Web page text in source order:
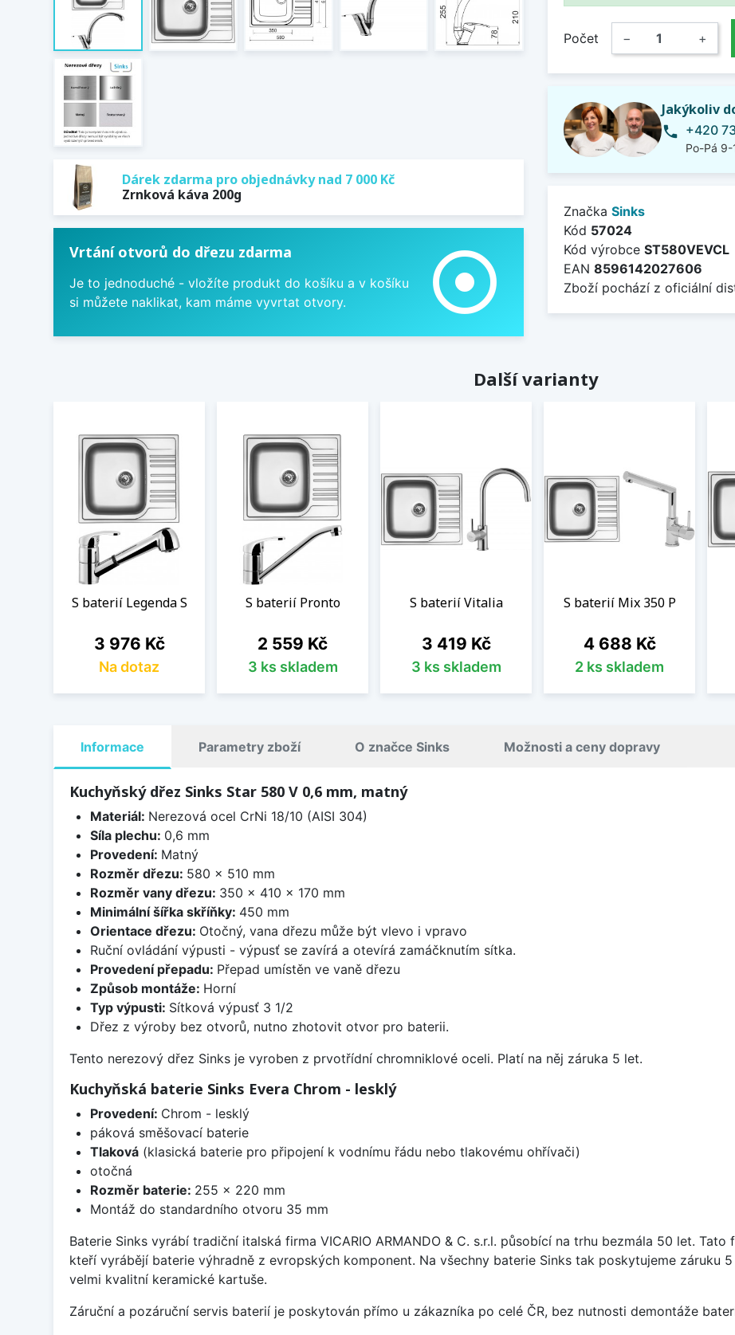
Dárek zdarma pro objednávky nad 7 000 Kč
Zrnková káva 200g
Vrtání otvorů do dřezu zdarma
Je to jednoduché - vložíte produkt do košíku a v košíku
si můžete naklikat, kam máme vyvrtat otvory.
adjust
Počet − +
Jakýkoliv
phone +420
Po-Pá 9-
Značka Sinks
Kód 57024
Kód výrobce ST580VEVCL
EAN 8596142027606
Zboží pochází z oficiální
Další varianty
S baterií Legenda S
Cena
3 976 Kč
Na dotaz
S baterií Pronto
Cena
2 559 Kč
3 ks skladem
S baterií Vitalia
Cena
3 419 Kč
3 ks skladem
S baterií Mix 350 P
Cena
4 688 Kč
2 ks skladem
Informace Parametry zboží O značce Sinks Možnosti a ceny dopravy
Kuchyňský dřez Sinks Star 580 V 0,6 mm, matný
Materiál: Nerezová ocel CrNi 18/10 (AISI 304)
Síla plechu: 0,6 mm
Provedení: Matný
Rozměr dřezu: 580 x 510 mm
Rozměr vany dřezu: 350 x 410 x 170 mm
Minimální šířka skříňky: 450 mm
Orientace dřezu: Otočný, vana dřezu může být vlevo i vpravo
Ruční ovládání výpusti - výpusť se zavírá a otevírá zamáčknutím sítka.
Provedení přepadu: Přepad umístěn ve vaně dřezu
Způsob montáže: Horní
Typ výpusti: Sítková výpusť 3 1/2
Dřez z výroby bez otvorů, nutno zhotovit otvor pro baterii.
Tento nerezový dřez Sinks je vyroben z prvotřídní chromniklové oceli. Platí na něj záruka 5 let.
Kuchyňská baterie Sinks Evera Chrom - lesklý
Provedení: Chrom - lesklý
páková směšovací baterie
Tlaková(klasická baterie pro připojení k vodnímu řádu nebo tlakovému ohřívači)
otočná
Rozměr baterie: 255 x 220 mm
Montáž do standardního otvoru 35 mm
Baterie Sinks vyrábí tradiční italská firma VICARIO ARMANDO & C. s.r.l. působící na trhu bezmála 50 let.
kteří vyrábějí baterie výhradně z evropských komponent. Na všechny baterie Sinks tak poskytujeme záruku
velmi kvalitní keramické kartuše.
Záruční a pozáruční servis baterií je poskytován přímo u zákazníka po celé ČR, bez nutnosti demontáže